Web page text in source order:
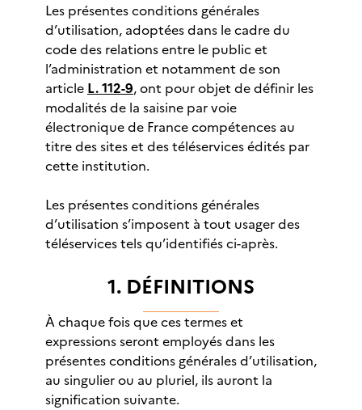
Les présentes conditions générales
d’utilisation, adoptées dans le cadre du
code des relations entre le public et
l’administration et notamment de son
article L. 112-9, ont pour objet de définir les
modalités de la saisine par voie
électronique de France compétences au
titre des sites et des téléservices édités par
cette institution.
Les présentes conditions générales
d’utilisation s’imposent à tout usager des
téléservices tels qu’identifiés ci-après.
1. DÉFINITIONS
À chaque fois que ces termes et
expressions seront employés dans les
présentes conditions générales d’utilisation,
au singulier ou au pluriel, ils auront la
signification suivante.